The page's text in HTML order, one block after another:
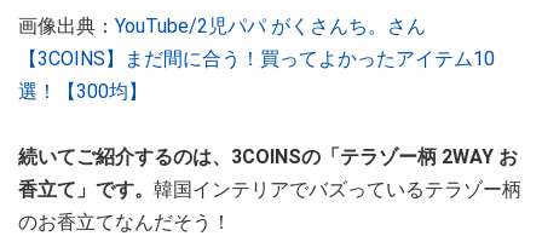
画像出典： YouTube/2児パパ がくさんち。さん
【3COINS】まだ間に合う！買ってよかったアイテム10
選！【300均】
続いてご紹介するのは、3COINSの「テラゾー柄 2WAY お
香立て」です。 韓国インテリアでバズっているテラゾー柄
のお香立てなんだそう！